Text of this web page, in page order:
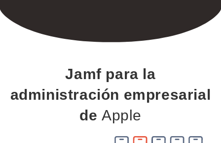
Jamf para la
administración empresarial
de Apple